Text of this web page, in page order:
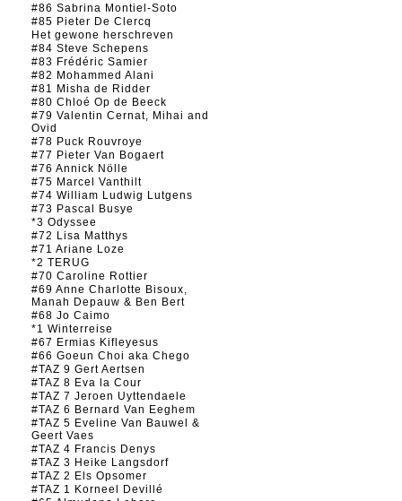
#86 Sabrina Montiel-Soto
#85 Pieter De Clercq
Het gewone herschreven
#84 Steve Schepens
#83 Frédéric Samier
#82 Mohammed Alani
#81 Misha de Ridder
#80 Chloé Op de Beeck
#79 Valentin Cernat, Mihai and
Ovid
#78 Puck Rouvroye
#77 Pieter Van Bogaert
#76 Annick Nölle
#75 Marcel Vanthilt
#74 William Ludwig Lutgens
#73 Pascal Busye
*3 Odyssee
#72 Lisa Matthys
#71 Ariane Loze
*2 TERUG
#70 Caroline Rottier
#69 Anne Charlotte Bisoux,
Manah Depauw & Ben Bert
#68 Jo Caimo
*1 Winterreise
#67 Ermias Kifleyesus
#66 Goeun Choi aka Chego
#TAZ 9 Gert Aertsen
#TAZ 8 Eva la Cour
#TAZ 7 Jeroen Uyttendaele
#TAZ 6 Bernard Van Eeghem
#TAZ 5 Eveline Van Bauwel &
Geert Vaes
#TAZ 4 Francis Denys
#TAZ 3 Heike Langsdorf
#TAZ 2 Els Opsomer
#TAZ 1 Korneel Devillé